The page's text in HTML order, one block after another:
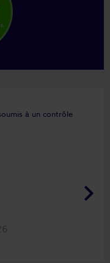
à un contrôle
keyboard_arrow_right